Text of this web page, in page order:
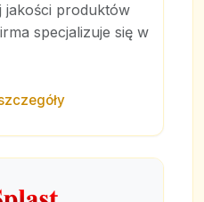
jakości produktów
specjalizuje się w